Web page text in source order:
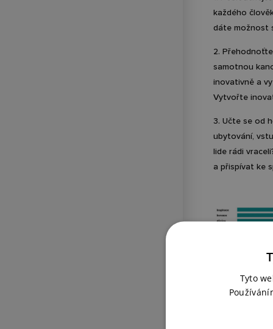
každého
dáte možnost
2.
samotnou
inovativně a
Vytvořte
3. Učte se od
ubytování,
lide rádi
a přispívat ke
Tyto